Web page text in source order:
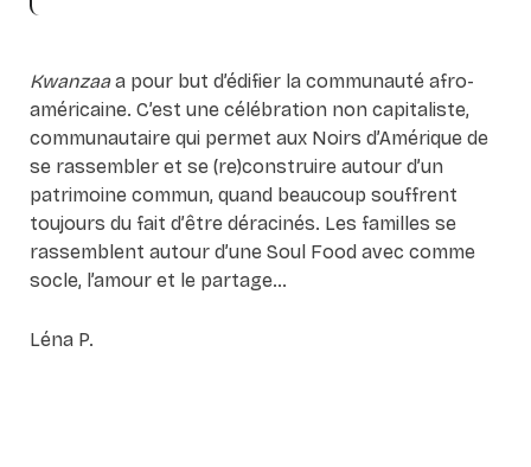
Kwanzaaa pour but d’édifier la communauté afro-
américaine. C’est une célébration non capitaliste,
communautaire qui permet aux Noirs d’Amérique de
se rassembler et se (re)construire autour d’un
patrimoine commun, quand beaucoup souffrent
toujours du fait d’être déracinés. Les familles se
rassemblent autour d’une Soul Food avec comme
socle, l’amour et le partage…
Léna P.